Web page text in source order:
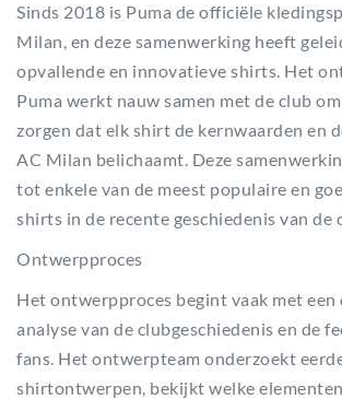
Sinds 2018 is Puma de officiële
Milan, en deze samenwerking heeft
opvallende en innovatieve shirts. Het
Puma werkt nauw samen met de club
zorgen dat elk shirt de kernwaarden en
AC Milan belichaamt. Deze
tot enkele van de meest populaire en
shirts in de recente geschiedenis van de
Ontwerpproces
Het ontwerpproces begint vaak met een
analyse van de clubgeschiedenis en de
fans. Het ontwerpteam onderzoekt
shirtontwerpen, bekijkt welke